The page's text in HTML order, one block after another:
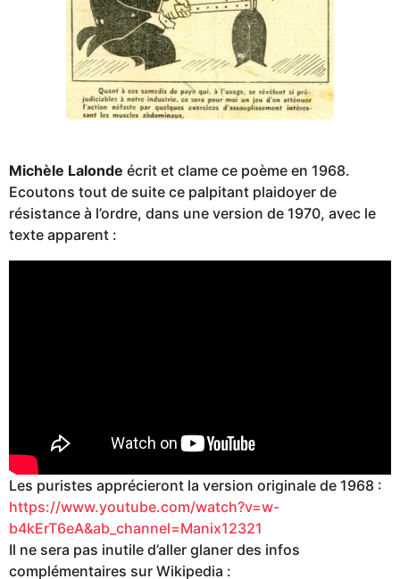
Michèle Lalonde écrit et clame ce poème en 1968.
Ecoutons tout de suite ce palpitant plaidoyer de
résistance à l’ordre, dans une version de 1970, avec le
texte apparent :
Les puristes apprécieront la version originale de 1968 :
https://www.youtube.com/watch?v=w-
b4kErT6eA&ab_channel=Manix12321
Il ne sera pas inutile d’aller glaner des infos
complémentaires sur Wikipedia :